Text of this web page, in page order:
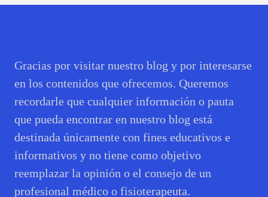
Gracias por visitar nuestro blog y por interesarse
en los contenidos que ofrecemos. Queremos
recordarle que cualquier información o pauta
que pueda encontrar en nuestro blog está
destinada únicamente con fines educativos e
informativos y no tiene como objetivo
reemplazar la opinión o el consejo de un
profesional médico o fisioterapeuta.